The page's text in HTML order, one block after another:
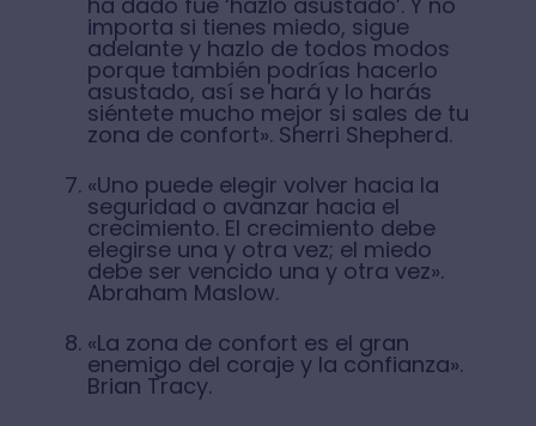
importa si tienes miedo, sigue
adelante y hazlo de todos modos
porque también podrías hacerlo
asustado, así se hará y lo harás
siéntete mucho mejor si sales de tu
zona de confort». Sherri Shepherd.
«Uno puede elegir volver hacia la
seguridad o avanzar hacia el
crecimiento. El crecimiento debe
elegirse una y otra vez; el miedo
debe ser vencido una y otra vez».
Abraham Maslow.
«La zona de confort es el gran
enemigo del coraje y la confianza».
Brian Tracy.